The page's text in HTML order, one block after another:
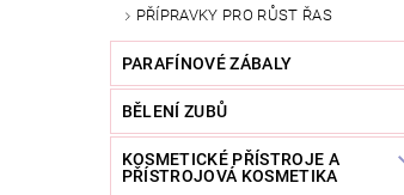
PŘÍPRAVKY PRO RŮST ŘAS
PARAFÍNOVÉ ZÁBALY
BĚLENÍ ZUBŮ
KOSMETICKÉ PŘÍSTROJE A
PŘÍSTROJOVÁ KOSMETIKA